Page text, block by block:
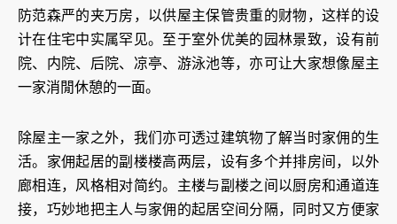
防范森严的夹万房，以供屋主保管贵重的财物，这样的设
计在住宅中实属罕见。至于室外优美的园林景致，设有前
院、内院、后院、凉亭、游泳池等，亦可让大家想像屋主
一家消閒休憩的一面。
除屋主一家之外，我们亦可透过建筑物了解当时家佣的生
活。家佣起居的副楼楼高两层，设有多个并排房间，以外
廊相连，风格相对简约。主楼与副楼之间以厨房和通道连
接，巧妙地把主人与家佣的起居空间分隔，同时又方便家